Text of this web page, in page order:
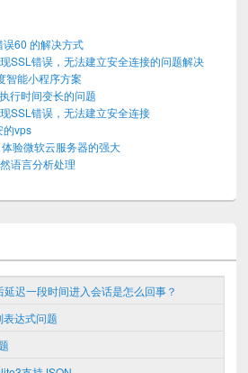
60 的解决方式
SSL错误，无法建立安全连接的问题解决
智能小程序方案
行时间变长的问题
SSL错误，无法建立安全连接
的vps
验微软云服务器的强大
语言分析处理
迟一段时间进入会话是怎么回事？
达式问题